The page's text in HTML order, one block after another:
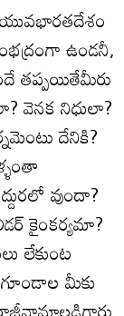
ఉండనీ,
తప్పయితేమీరు
వెనక నిధులా?
దేనికి?
వుందా?
కైంకర్యమా?
లేకుంట
గూండాల మీకు